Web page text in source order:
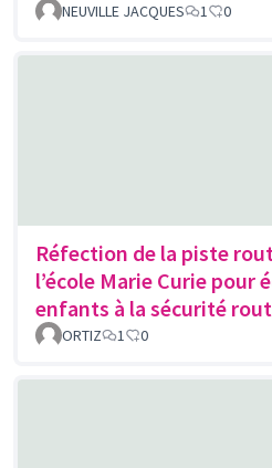
NEUVILLE JACQUES
1 0
Réfection de la piste
l’école Marie Curie pour
enfants à la sécurité
ORTIZ 1 0